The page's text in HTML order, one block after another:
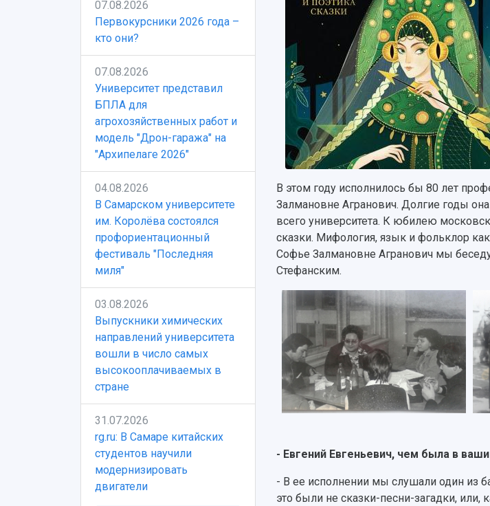
07.08.2026
Первокурсники 2026 года –
кто они?
07.08.2026
Университет представил
БПЛА для
агрохозяйственных работ и
модель "Дрон-гаража" на
"Архипелаге 2026"
04.08.2026
В Самарском университете
им. Королёва состоялся
профориентационный
фестиваль "Последняя
миля"
03.08.2026
Выпускники химических
направлений университета
вошли в число самых
высокооплачиваемых в
стране
31.07.2026
rg.ru: В Самаре китайских
студентов научили
модернизировать
двигатели
В этом году исполнилось бы 80 лет
Залмановне Агранович. Долгие годы
всего университета. К юбилею
сказки. Мифология, язык и фольклор
Софье Залмановне Агранович мы
Стефанским.
- Евгений Евгеньевич, чем была в
- В ее исполнении мы слушали один из
это были не сказки-песни-загадки,